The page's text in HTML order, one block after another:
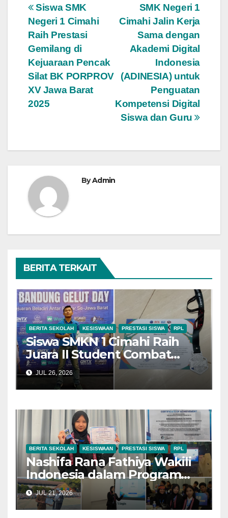
Post
navigation
SMK Negeri 1
Cimahi Jalin Kerja
Sama dengan
Akademi Digital
Indonesia
(ADINESIA) untuk
Penguatan
Kompetensi Digital
Siswa dan Guru
Siswa SMK
Negeri 1 Cimahi
Raih Prestasi
Gemilang di
Kejuaraan Pencak
Silat BK PORPROV
XV Jawa Barat
2025
ByAdmin
BERITA TERKAIT
BERITA SEKOLAH KESISWAAN PRESTASI SISWA RPL
Siswa SMKN 1 Cimahi Raih
Juara II Student Combat
League Bandung Gelut Day
2026
JUL 26, 2026
BERITA SEKOLAH KESISWAAN PRESTASI SISWA RPL
Nashifa Rana Fathiya Wakili
Indonesia dalam Program
IYEN Malaysia Batch #25 dan
Raih Predikat International
Delegate
JUL 21, 2026